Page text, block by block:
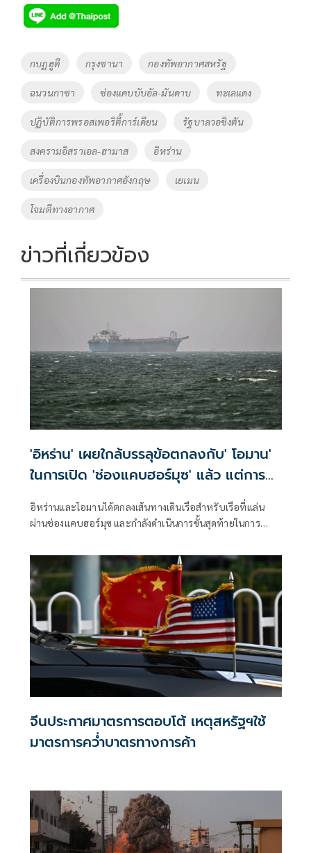
e
b
o
k
tt
er
p
y
Li
n
k
Tags
กบฏฮูตี กรุงซานา กองทัพอากาศสหรัฐ
ฉนวนกาซา ช่องแคบบับอัล-มันดาบ ทะเลแดง
ปฏิบัติการพรอสเพอริตี้การ์เดียน รัฐบาลวอชิงตัน
สงครามอิสราเอล-ฮามาส อิหร่าน
เครื่องบินกองทัพอากาศอังกฤษ เยเมน
โจมตีทางอากาศ
ข่าวที่เกี่ยวข้อง
'อิหร่าน' เผยใกล้บรรลุข้อตกลงกับ' โอมาน'
ในการเปิด 'ช่องแคบฮอร์มุซ' แล้ว แต่การ
อิหร่านและโอมานได้ตกลงเส้นทางเดินเรือสำหรับเรือที่แล่น
ผ่านช่องแคบฮอร์มุซ และกำลังดำเนินการขั้นสุดท้ายในการ
กล่าวเมื่อวันพุธที่ผ่านมา แม้ว่าเหตุการณ์ด้านความมั่นคงล่าสุด
จะเน้นย้ำถึงความเสี่ยงที่ยังคงมีอยู่สำหรับการขนส่งทางเรือใน
ภูมิภาคก็ตาม
จีนประกาศมาตรการตอบโต้ เหตุสหรัฐฯใช้
มาตรการคว่ำบาตรทางการค้า